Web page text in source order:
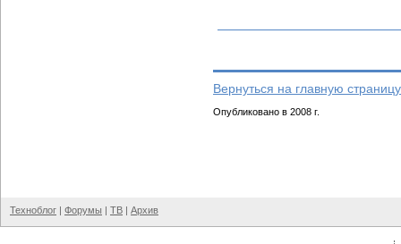
Вернуться на главную
Опубликовано в 2008 г.
Техноблог | Форумы | ТВ | Архив